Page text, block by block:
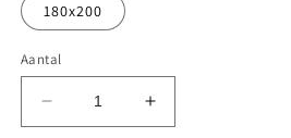
180x200
Aantal
Aantal
verlagen
Aantal
verhogen